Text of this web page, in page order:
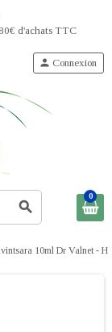
d'achats TTC
search
person Connexion
0
10ml Dr Valnet -